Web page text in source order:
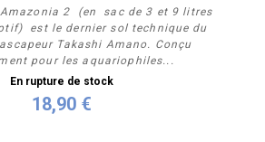
Amazonia 2 (en sac de 3 et 9 litres
est le dernier sol technique du
Takashi Amano. Conçu
pour les aquariophiles...
En rupture de stock
18,90 €